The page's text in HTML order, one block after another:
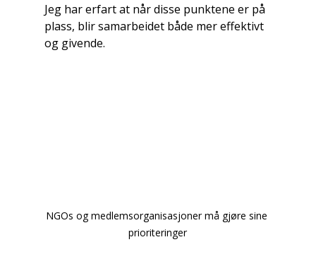
Jeg har erfart at når disse punktene er på
plass, blir samarbeidet både mer effektivt
og givende.
NGOs og medlemsorganisasjoner må gjøre sine
prioriteringer